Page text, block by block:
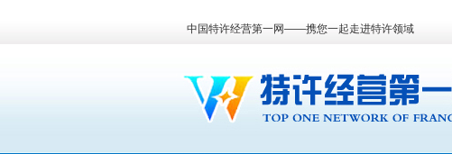
中国特许经营第一网——携您一起走进特许领域